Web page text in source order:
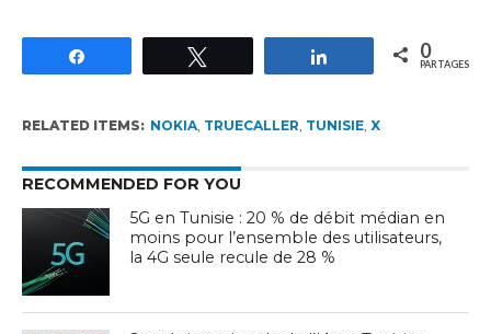
Partagez 0
PARTAGES
RELATED ITEMS: NOKIA, TRUECALLER, TUNISIE, X
RECOMMENDED FOR YOU
5G en Tunisie : 20 % de débit médian en
moins pour l’ensemble des utilisateurs,
la 4G seule recule de 28 %